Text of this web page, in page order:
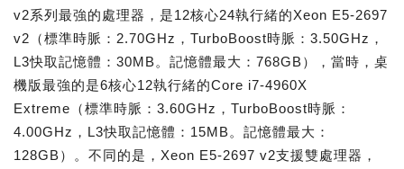
v2系列最強的處理器，是12核心24執行緒的Xeon E5-2697
v2（標準時脈：2.70GHz，TurboBoost時脈：3.50GHz，
L3快取記憶體：30MB。記憶體最大：768GB），當時，桌
機版最強的是6核心12執行緒的Core i7-4960X
Extreme（標準時脈：3.60GHz，TurboBoost時脈：
4.00GHz，L3快取記憶體：15MB。記憶體最大：
128GB）。不同的是，Xeon E5-2697 v2支援雙處理器，